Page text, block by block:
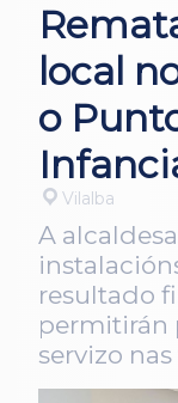
local
o
Vilalba
A
resultado
permitirán
servizo